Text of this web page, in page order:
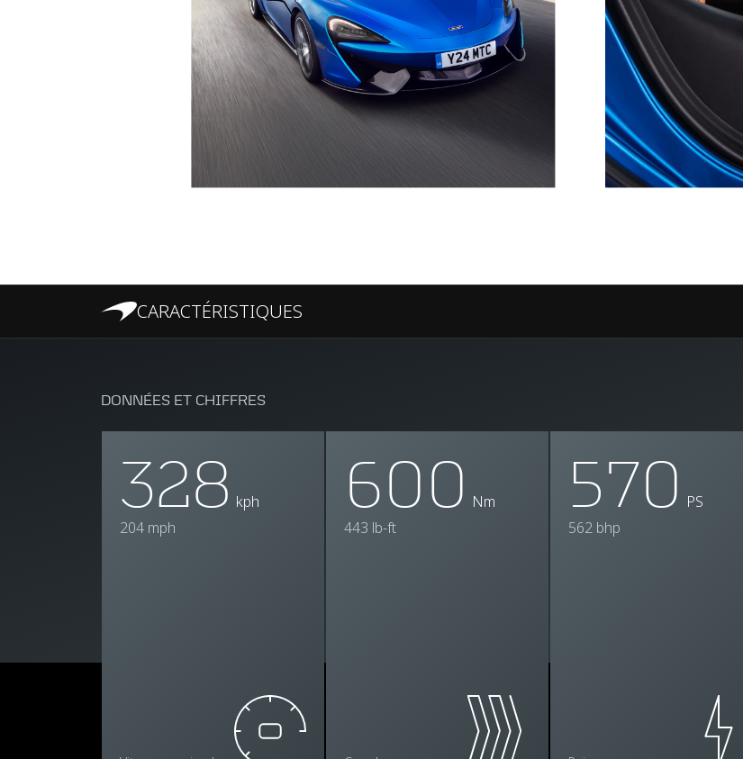
CARACTÉRISTIQUES
DONNÉES ET CHIFFRES
328 kph
204 mph
600 Nm
443 lb-ft
570 PS
562 bhp